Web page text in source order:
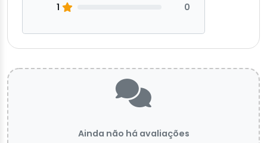
1
0
Ainda não há avaliações